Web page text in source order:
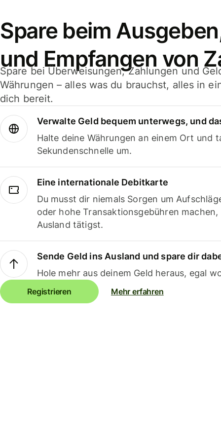
Spare beim
und Empfangen von
Spare bei Überweisungen, Zahlungen und
Währungen – alles was du brauchst, alles in
dich bereit.
Verwalte Geld bequem unterwegs, und
Halte deine Währungen an einem Ort und
Sekundenschnelle um.
Eine internationale Debitkarte
Du musst dir niemals Sorgen um
oder hohe Transaktionsgebühren
Ausland tätigst.
Sende Geld ins Ausland und spare dir
Hole mehr aus deinem Geld heraus, egal
Registrieren Mehr erfahren